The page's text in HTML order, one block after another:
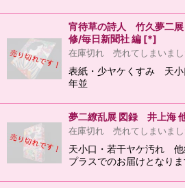
宵待草の詩人 竹久夢二
修/毎日新聞社 編 [*]
在庫切れ 売れてしまいまし
表紙・少ヤケくすみ 天
年並
夢二繚乱展 図録 井上海
在庫切れ 売れてしまいまし
天小口・若干ヤケ汚れ
プラスでのお届けとなりま